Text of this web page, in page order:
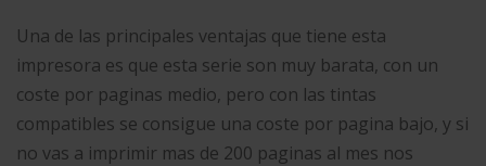
Una de las principales ventajas que tiene esta
impresora es que esta serie son muy barata, con un
coste por paginas medio, pero con las tintas
compatibles se consigue una coste por pagina bajo, y si
no vas a imprimir mas de 200 paginas al mes nos